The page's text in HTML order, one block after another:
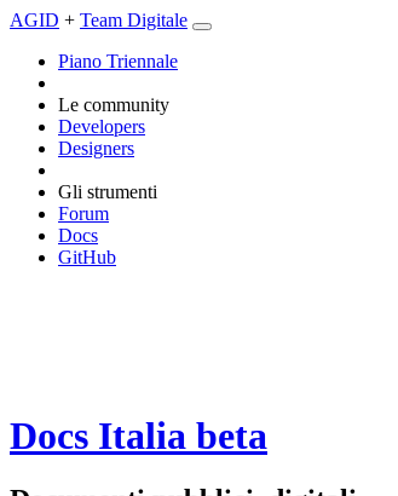
AGID + Team Digitale
Piano Triennale
Le community
Developers
Designers
Gli strumenti
Forum
Docs
GitHub
Docs Italia beta